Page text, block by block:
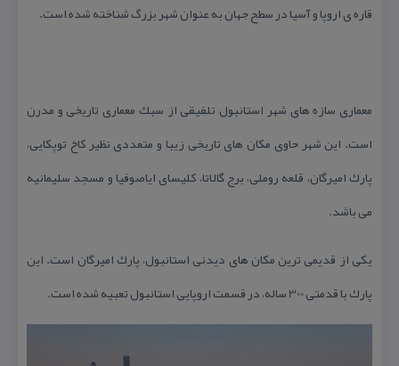
قاره ی اروپا و آسیا در سطح جهان به عنوان شهر بزرگ شناخته شده است.
معماری سازه های شهر استانبول تلفیقی از سبك معماری تاریخی و مدرن
است. این شهر حاوی مكان های تاریخی زیبا و متعددی نظیر كاخ توپكایی،
پارك امیرگان، قلعه روملی، برج گالاتا، كلیسای ایاصوفیا و مسجد سلیمانیه
می باشد.
یكی از قدیمی ترین مكان های دیدنی استانبول، پارك امیرگان است. این
پارك با قدمتی 300 ساله، در قسمت اروپایی استانبول تعبیه شده است.